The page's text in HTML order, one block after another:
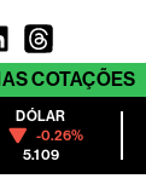
COTAÇÕES
DÓLAR
-0.26%
5.109